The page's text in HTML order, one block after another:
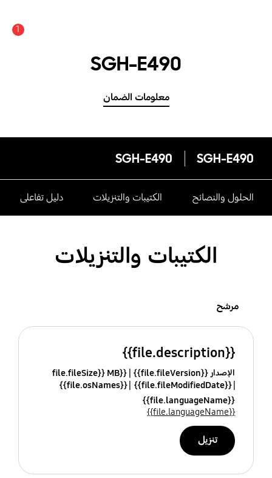
1
SGH-E490
معلومات الضمان
SGH-E490
SGH-E490
الحلول والنصائح الكتيبات والتنزيلات دليل تفاعلى
الكتيبات والتنزيلات
مرشح
{{file.description}}
الإصدار {{file.fileVersion}}
{{file.fileSize}} MB
{{file.fileModifiedDate}}
{{file.osNames}}
{{file.languageName}}
{{file.languageName}}
تنزيل